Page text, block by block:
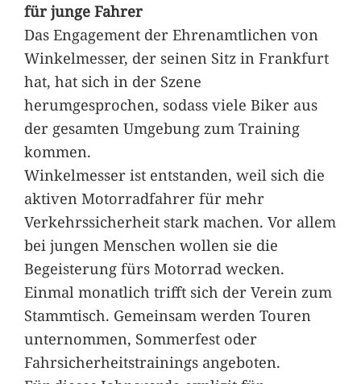
für junge Fahrer
Das Engagement der Ehrenamtlichen von
Winkelmesser, der seinen Sitz in Frankfurt
hat, hat sich in der Szene
herumgesprochen, sodass viele Biker aus
der gesamten Umgebung zum Training
kommen.
Winkelmesser ist entstanden, weil sich die
aktiven Motorradfahrer für mehr
Verkehrssicherheit stark machen. Vor allem
bei jungen Menschen wollen sie die
Begeisterung fürs Motorrad wecken.
Einmal monatlich trifft sich der Verein zum
Stammtisch. Gemeinsam werden Touren
unternommen, Sommerfest oder
Fahrsicherheitstrainings angeboten.